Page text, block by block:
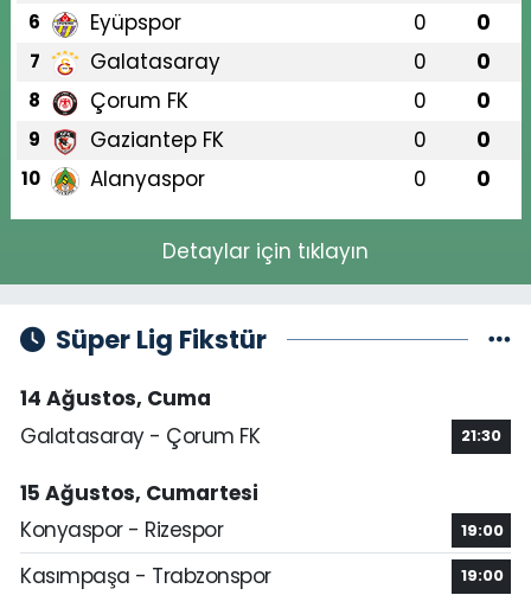
6 Eyüpspor 0 0
7 Galatasaray 0 0
8 Çorum FK 0 0
9 Gaziantep FK 0 0
10 Alanyaspor 0 0
Detaylar için tıklayın
Süper Lig Fikstür
14 Ağustos, Cuma
Galatasaray - Çorum FK
21:30
15 Ağustos, Cumartesi
Konyaspor - Rizespor
19:00
Kasımpaşa - Trabzonspor 19:00